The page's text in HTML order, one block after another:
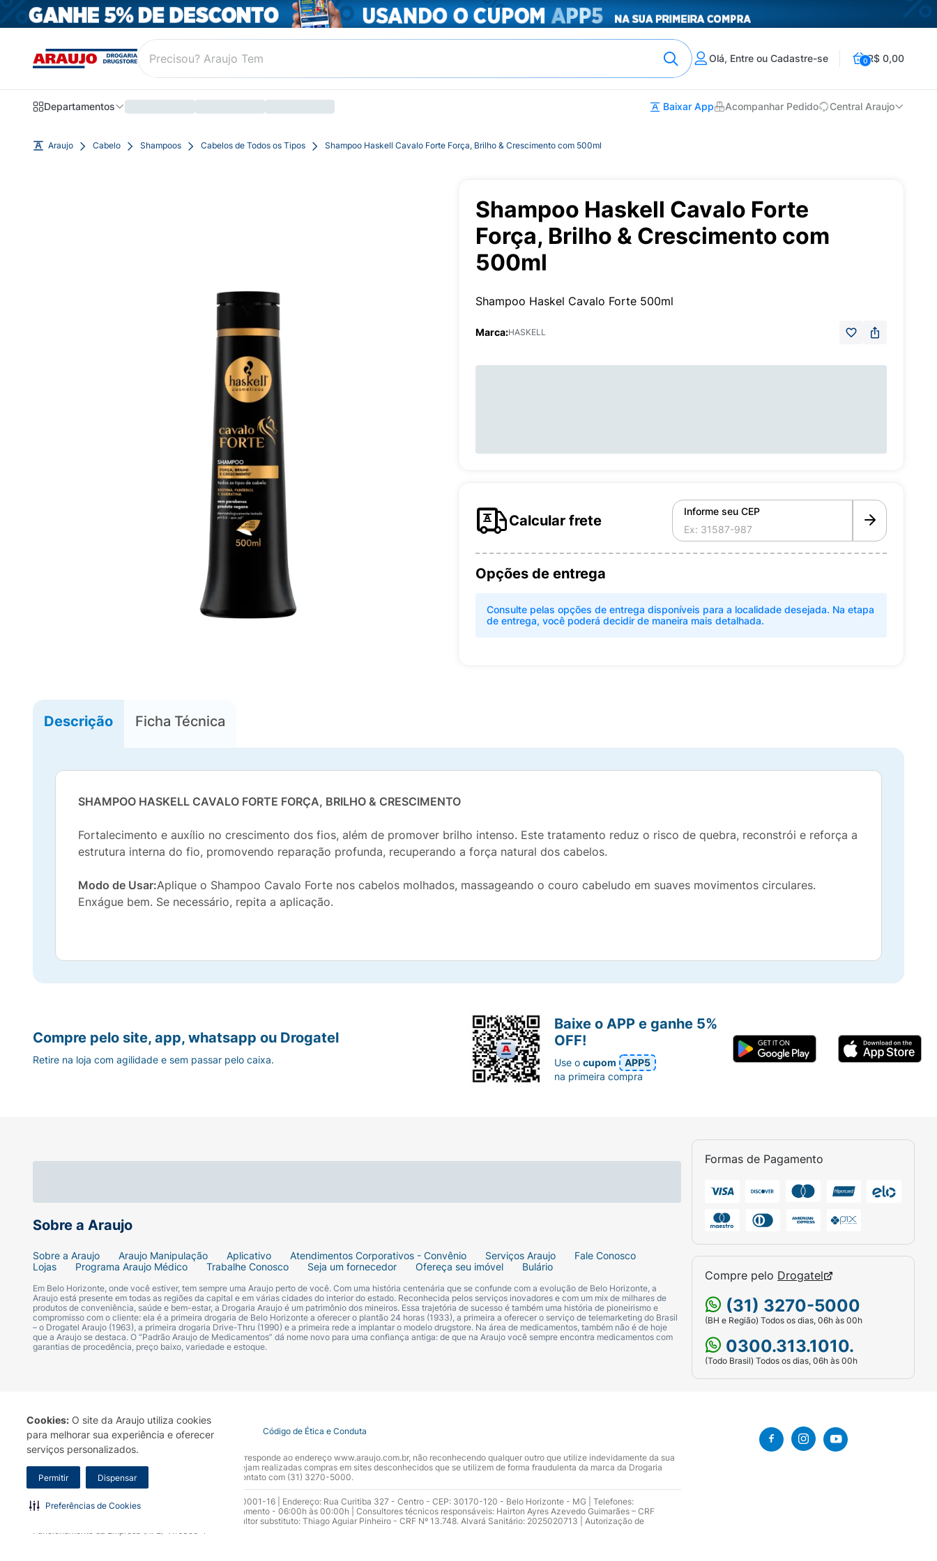
Cookies: O site da Araujo utiliza cookies
para melhorar sua experiência e oferecer
serviços personalizados.
Permitir Dispensar
Preferências de Cookies
Olá, Entre ou Cadastre-se 0R$ 0,00
Departamentos Baixar App Acompanhar Pedido Central Araujo
Araujo Cabelo Shampoos Cabelos de Todos os Tipos Shampoo Haskell Cavalo Forte Força, Brilho & Crescimento com 500ml
Shampoo Haskell Cavalo Forte
Força, Brilho & Crescimento com
500ml
Shampoo Haskel Cavalo Forte 500ml
Marca:HASKELL
Calcular frete
Informe seu CEP
Opções de entrega
Consulte pelas opções de entrega disponíveis para a localidade desejada. Na etapa
de entrega, você poderá decidir de maneira mais detalhada.
Descrição Ficha Técnica
SHAMPOO HASKELL CAVALO FORTE FORÇA, BRILHO & CRESCIMENTO
Fortalecimento e auxílio no crescimento dos fios, além de promover brilho intenso. Este tratamento reduz o risco de quebra, reconstrói e reforça a
estrutura interna do fio, promovendo reparação profunda, recuperando a força natural dos cabelos.
Modo de Usar:Aplique o Shampoo Cavalo Forte nos cabelos molhados, massageando o couro cabeludo em suaves movimentos circulares.
Enxágue bem. Se necessário, repita a aplicação.
Sobre a Araujo
Sobre a Araujo Araujo Manipulação Aplicativo Atendimentos Corporativos - Convênio Serviços Araujo
Fale Conosco
Lojas
Programa Araujo Médico Trabalhe Conosco Seja um fornecedor Ofereça seu imóvel Bulário
Em Belo Horizonte, onde você estiver, tem sempre uma Araujo perto de você. Com uma história centenária que se confunde com a evolução de Belo Horizonte, a
Araujo está presente em todas as regiões da capital e em várias cidades do interior do estado. Reconhecida pelos serviços inovadores e com um mix de milhares de
produtos de conveniência, saúde e bem-estar, a Drogaria Araujo é um patrimônio dos mineiros. Essa trajetória de sucesso é também uma história de pioneirismo e
compromisso com o cliente: ela é a primeira drogaria de Belo Horizonte a oferecer o plantão 24 horas (1933), a primeira a oferecer o serviço de telemarketing do Brasil
– o Drogatel Araujo (1963), a primeira drogaria Drive-Thru (1990) e a primeira rede a implantar o modelo drugstore. Na área de medicamentos, também não é de hoje
que a Araujo se destaca. O “Padrão Araujo de Medicamentos” dá nome novo para uma confiança antiga: de que na Araujo você sempre encontra medicamentos com
garantias de procedência, preço baixo, variedade e estoque.
Formas de Pagamento
Compre pelo Drogatel
(31) 3270-5000
(BH e Região) Todos os dias, 06h às 00h
0300.313.1010.
(Todo Brasil) Todos os dias, 06h às 00h
Compre pelo site, app, whatsapp ou Drogatel
Retire na loja com agilidade e sem passar pelo caixa.
Baixe o APP e ganhe 5%
OFF!
Use ocupom
APP5
na primeira compra
Termo de Uso Portal da Privacidade Covid-19 Código de Ética e Conduta
A Drogaria Araujo S/A informa que o seu site oficial corresponde ao endereço www.araujo.com.br, não reconhecendo qualquer outro que utilize indevidamente da sua
marca. Para sua segurança recomendamos que não sejam realizadas compras em sites desconhecidos que se utilizem de forma fraudulenta da marca da Drogaria
Araujo S.A. Em caso de dúvidas, gentileza entrar em contato com (31) 3270-5000.
Razão Social: Drogaria Araujo S.A | CNPJ: 17.256.512.0001-16 | Endereço: Rua Curitiba 327 - Centro - CEP: 30170-120 - Belo Horizonte - MG | Telefones:
0300.313.1010 e (31) 3270-5000 Horário de funcionamento - 06:00h às 00:00h | Consultores técnicos responsáveis: Hairton Ayres Azevedo Guimarães – CRF
10.965 | Yasmin Silva Alvarenga – CRF 52.584 - Consultor substituto: Thiago Aguiar Pinheiro - CRF Nº 13.748. Alvará Sanitário: 2025020713 | Autorização de
Funcionamento da Empresa (AFE): 7.16355-1